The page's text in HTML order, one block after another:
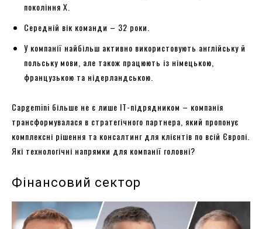
покоління X.
Середній вік команди – 32 роки.
У компанії найбільш активно використовують англійську й
польську мови, але також працюють із німецькою,
французькою та нідерландською.
Capgemini більше не є лише IT-підрядником – компанія
трансформувалася в стратегічного партнера, який пропонує
комплексні рішення та консалтинг для клієнтів по всій Європі.
Які технологічні напрямки для компанії головні?
Фінансовий сектор